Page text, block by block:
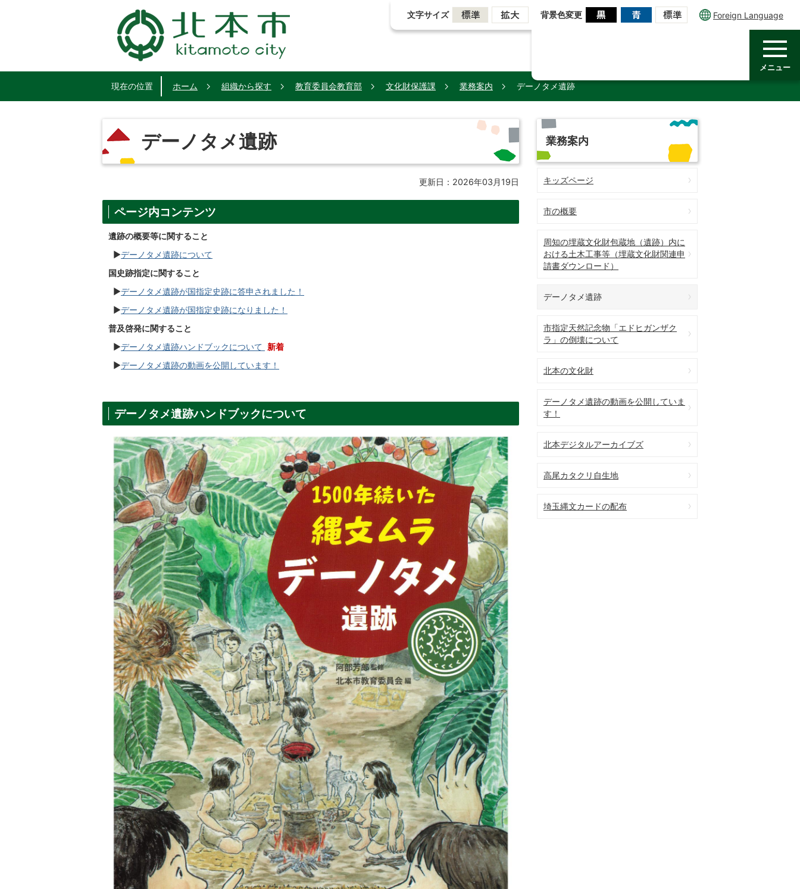
文字サイズ 背景色変更 Foreign Language
メニュー
現在の位置 ホーム 組織から探す 教育委員会教育部 文化財保護課 業務案内 デーノタメ遺跡
デーノタメ遺跡
更新日：2026年03月19日
ページ内コンテンツ
遺跡の概要等に関すること
▶デーノタメ遺跡について
国史跡指定に関すること
▶デーノタメ遺跡が国指定史跡に答申されました！
▶デーノタメ遺跡が国指定史跡になりました！
普及啓発に関すること
▶デーノタメ遺跡ハンドブックについて 新着
▶デーノタメ遺跡の動画を公開しています！
デーノタメ遺跡ハンドブックについて
業務案内
キッズページ
市の概要
周知の埋蔵文化財包蔵地（遺跡）内に
おける土木工事等（埋蔵文化財関連申
請書ダウンロード）
デーノタメ遺跡
市指定天然記念物「エドヒガンザク
ラ」の倒壊について
北本の文化財
デーノタメ遺跡の動画を公開していま
す！
北本デジタルアーカイブズ
高尾カタクリ自生地
埼玉縄文カードの配布